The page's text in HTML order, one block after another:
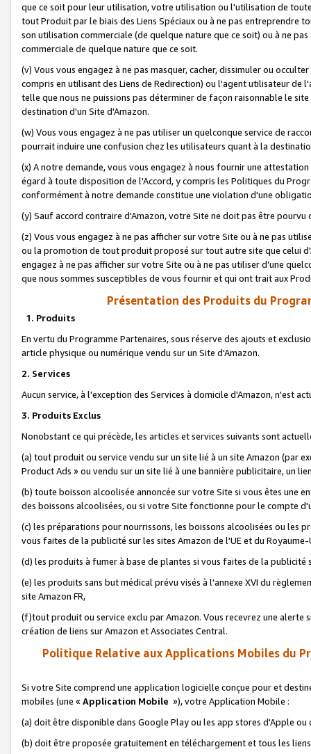
que ce soit pour leur utilisation, votre utilisation ou l'utilisation de
tout Produit par le biais des Liens Spéciaux ou à ne pas entreprendre
son utilisation commerciale (de quelque nature que ce soit) ou à ne
commerciale de quelque nature que ce soit.
(v) Vous vous engagez à ne pas masquer, cacher, dissimuler ou
compris en utilisant des Liens de Redirection) ou l'agent utilisateur
telle que nous ne puissions pas déterminer de façon raisonnable le
destination d'un Site d'Amazon.
(w) Vous vous engagez à ne pas utiliser un quelconque service de
pourrait induire une confusion chez les utilisateurs quant à la
(x) A notre demande, vous vous engagez à nous fournir une
égard à toute disposition de l'Accord, y compris les Politiques du
conformément à notre demande constitue une violation d'une
(y) Sauf accord contraire d'Amazon, votre Site ne doit pas être
(z) Vous vous engagez à ne pas afficher sur votre Site ou à ne pas
ou la promotion de tout produit proposé sur tout autre site que celui
engagez à ne pas afficher sur votre Site ou à ne pas utiliser d’une
que nous sommes susceptibles de vous fournir et qui ont trait aux
Présentation des Produits du
1. Produits
En vertu du Programme Partenaires, sous réserve des ajouts et
article physique ou numérique vendu sur un Site d'Amazon.
2. Services
Aucun service, à l'exception des Services à domicile d'Amazon, n'est
3. Produits Exclus
Nonobstant ce qui précède, les articles et services suivants sont
(a) tout produit ou service vendu sur un site lié à un site Amazon (par
Product Ads » ou vendu sur un site lié à une bannière publicitaire, un
(b) toute boisson alcoolisée annoncée sur votre Site si vous êtes une
des boissons alcoolisées, ou si votre Site fonctionne pour le compte
(c) les préparations pour nourrissons, les boissons alcoolisées ou les
vous faites de la publicité sur les sites Amazon de l'UE et du Royaume-
(d) les produits à fumer à base de plantes si vous faites de la publicité
(e) les produits sans but médical prévu visés à l'annexe XVI du
site Amazon FR,
(f)tout produit ou service exclu par Amazon. Vous recevrez une alerte
création de liens sur Amazon et Associates Central.
Politique Relative aux Applications Mobiles du
Si votre Site comprend une application logicielle conçue pour et
mobiles (une « Application Mobile »), votre Application Mobile :
(a) doit être disponible dans Google Play ou les app stores d'Apple ou
(b) doit être proposée gratuitement en téléchargement et tous les